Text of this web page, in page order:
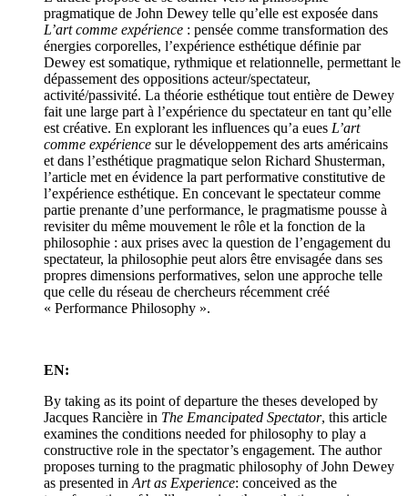
pragmatique de John Dewey telle qu’elle est exposée dans
L’art comme expérience : pensée comme transformation des
énergies corporelles, l’expérience esthétique définie par
Dewey est somatique, rythmique et relationnelle, permettant le
dépassement des oppositions acteur/spectateur,
activité/passivité. La théorie esthétique tout entière de Dewey
fait une large part à l’expérience du spectateur en tant qu’elle
est créative. En explorant les influences qu’a eues L’art
comme expérience sur le développement des arts américains
et dans l’esthétique pragmatique selon Richard Shusterman,
l’article met en évidence la part performative constitutive de
l’expérience esthétique. En concevant le spectateur comme
partie prenante d’une performance, le pragmatisme pousse à
revisiter du même mouvement le rôle et la fonction de la
philosophie : aux prises avec la question de l’engagement du
spectateur, la philosophie peut alors être envisagée dans ses
propres dimensions performatives, selon une approche telle
que celle du réseau de chercheurs récemment créé
« Performance Philosophy ».
EN:
By taking as its point of departure the theses developed by
Jacques Rancière in The Emancipated Spectator, this article
examines the conditions needed for philosophy to play a
constructive role in the spectator’s engagement. The author
proposes turning to the pragmatic philosophy of John Dewey
as presented in Art as Experience: conceived as the